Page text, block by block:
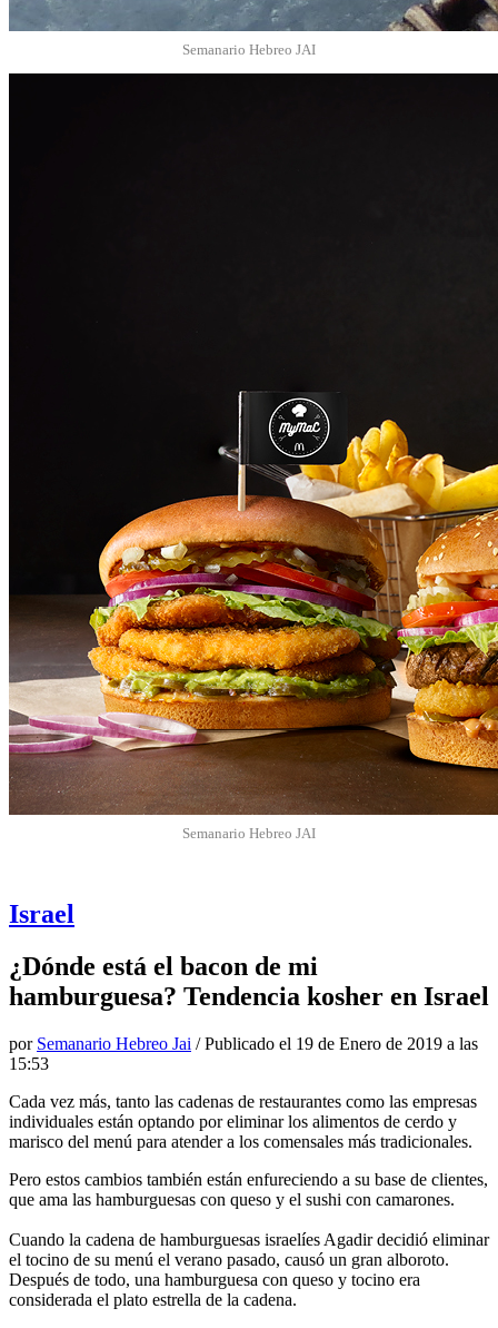
Semanario Hebreo JAI
Semanario Hebreo JAI
Israel
¿Dónde está el bacon de mi
hamburguesa? Tendencia kosher en Israel
por Semanario Hebreo Jai / Publicado el 19 de Enero de 2019 a las
15:53
Cada vez más, tanto las cadenas de restaurantes como las empresas
individuales están optando por eliminar los alimentos de cerdo y
marisco del menú para atender a los comensales más tradicionales.
Pero estos cambios también están enfureciendo a su base de clientes,
que ama las hamburguesas con queso y el sushi con camarones.
Cuando la cadena de hamburguesas israelíes Agadir decidió eliminar
el tocino de su menú el verano pasado, causó un gran alboroto.
Después de todo, una hamburguesa con queso y tocino era
considerada el plato estrella de la cadena.